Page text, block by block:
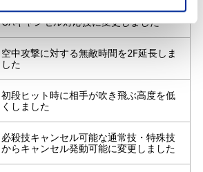
CAキャンセル対応技に変更しました
空中攻撃に対する無敵時間を2F延長しま
した
初段ヒット時に相手が吹き飛ぶ高度を低
くしました
必殺技キャンセル可能な通常技・特殊技
からキャンセル発動可能に変更しました